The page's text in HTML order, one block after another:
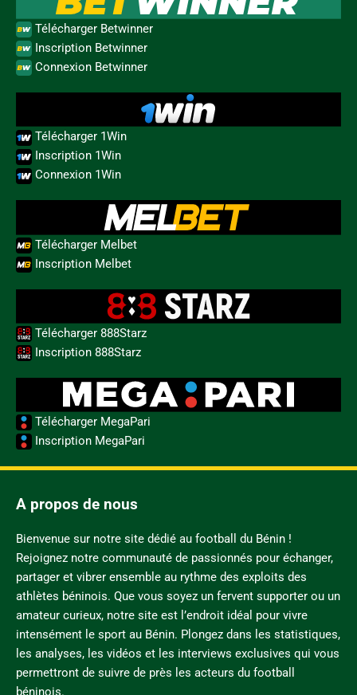
Télécharger Betwinner
Inscription Betwinner
Connexion Betwinner
Télécharger 1Win
Inscription 1Win
Connexion 1Win
Télécharger Melbet
Inscription Melbet
Télécharger 888Starz
Inscription 888Starz
Télécharger MegaPari
Inscription MegaPari
A propos de nous
Bienvenue sur notre site dédié au football du Bénin !
Rejoignez notre communauté de passionnés pour échanger,
partager et vibrer ensemble au rythme des exploits des
athlètes béninois. Que vous soyez un fervent supporter ou un
amateur curieux, notre site est l’endroit idéal pour vivre
intensément le sport au Bénin. Plongez dans les statistiques,
les analyses, les vidéos et les interviews exclusives qui vous
permettront de suivre de près les acteurs du football
béninois.